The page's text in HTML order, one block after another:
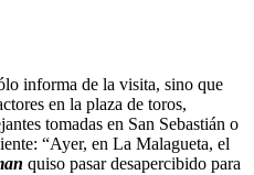
informa de la visita, sino que
en la plaza de toros,
tomadas en San Sebastián o
“Ayer, en La Malagueta, el
quiso pasar desapercibido para